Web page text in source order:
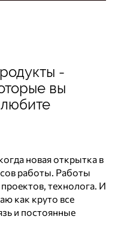
-
вы
новая открытка в
работы. Работы
технолога. И
как круто все
и постоянные